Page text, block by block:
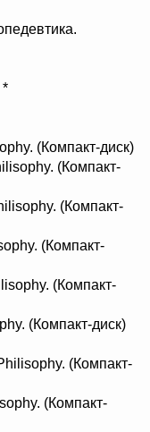
(Компакт-диск)
(Компакт-
(Компакт-
(Компакт-
(Компакт-
(Компакт-диск)
(Компакт-
(Компакт-